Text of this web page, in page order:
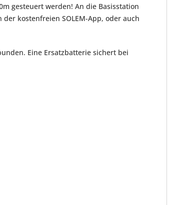
gesteuert werden! An die Basisstation
kostenfreien SOLEM-App, oder auch
Eine Ersatzbatterie sichert bei